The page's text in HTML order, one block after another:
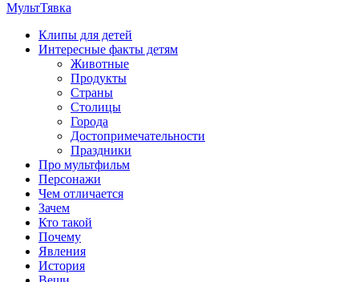
МультТявка
интересные факты про страны, столицы и города, клипы из
мультфильмов, мульт-клипы, песни из мультиков, детские
клипы, интересные факты о мультфильмах и про персонажей
мультфильмов
Клипы для детей
Интересные факты детям
Животные
Продукты
Страны
Столицы
Города
Достопримечательности
Праздники
Про мультфильм
Персонажи
Чем отличается
Зачем
Кто такой
Почему
Явления
История